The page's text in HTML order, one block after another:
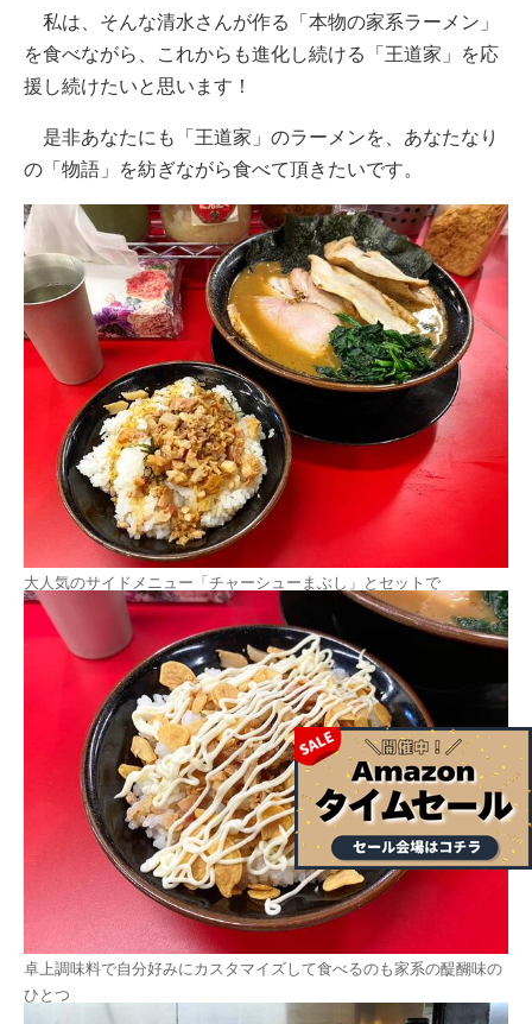
私は、そんな清水さんが作る「本物の家系ラーメン」
を食べながら、これからも進化し続ける「王道家」を応
援し続けたいと思います！
是非あなたにも「王道家」のラーメンを、あなたなり
の「物語」を紡ぎながら食べて頂きたいです。
大人気のサイドメニュー「チャーシューまぶし」とセットで
卓上調味料で自分好みにカスタマイズして食べるのも家系の醍醐味の
ひとつ